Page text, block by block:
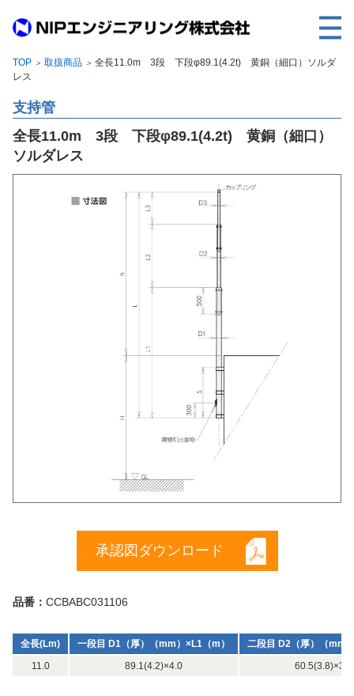
TOP
事業内容
取扱製品
各種実績
個人データの共同利用について
TOP ＞ 取扱商品 ＞ 全長11.0m 3段 下段φ89.1(4.2t) 黄銅（細口）ソルダ
レス
支持管
全長11.0m 3段 下段φ89.1(4.2t) 黄銅（細口）
ソルダレス
承認図ダウンロード
品番： CCBABC031106
全長(Lm) 一段目 D1（厚）（mm）×L1（m）
二段目 D2（厚）（mm
11.0
89.1(4.2)×4.0 60.5(3.8)×3.5